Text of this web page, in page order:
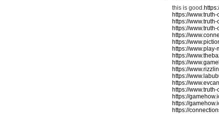
this is good.
https://
https://
https://
https://
https://
https://
https://
https://
https://
https://
https://
https://
https://
https://
https://